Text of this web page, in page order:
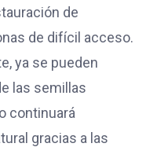
de
de difícil acceso.
ya se pueden
las semillas
continuará
gracias a las